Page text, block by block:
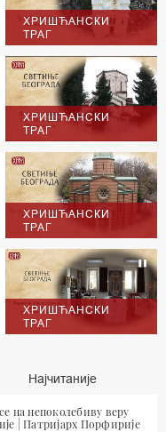
ХРИШЋАНСКИ
ТРАГ
ХРИШЋАНСКИ
ТРАГ
ХРИШЋАНСКИ
ТРАГ
ХРИШЋАНСКИ
ТРАГ
Најчитаније
на непоколебиву веру
| Патријарх Порфирије